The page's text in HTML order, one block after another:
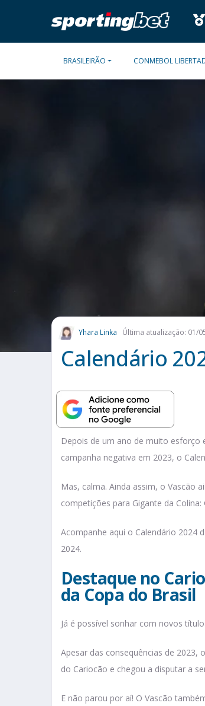
BRASILEIRÃO CONMEBOL
Yhara Linka Última atualização: 01/
Calendário
Depois de um ano de muito esforço
campanha negativa em 2023, o
Mas, calma. Ainda assim, o Vascão
competições para Gigante da
Acompanhe aqui o Calendário 2024
2024.
Destaque no
da Copa do Brasil
Já é possível sonhar com novos
Apesar das consequências de
do Cariocão e chegou a disputar a
E não parou por aí! O Vascão